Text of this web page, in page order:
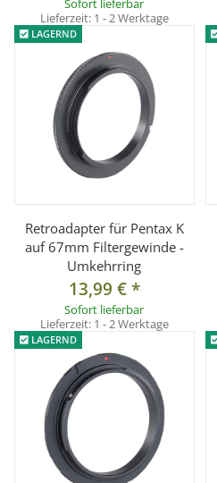
Filterdurchmesser: 58mm
Material: Aluminium
Abbildunsgmaßstab: abhängig
Lieferumfang:
1x Retroadapter/Umkehrring mit
Sofort lieferbar
Lieferzeit: 1 - 2 Werktage
LAGERND
Retroadapter für Pentax K
auf 67mm Filtergewinde -
Umkehrring
13,99 €*
Sofort lieferbar
Lieferzeit: 1 - 2 Werktage
LAGERND